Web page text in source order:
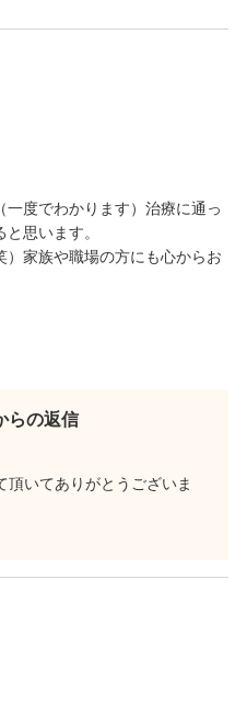
度でわかります）治療に通っ
思います。
家族や職場の方にも心からお
らの返信
いてありがとうございま